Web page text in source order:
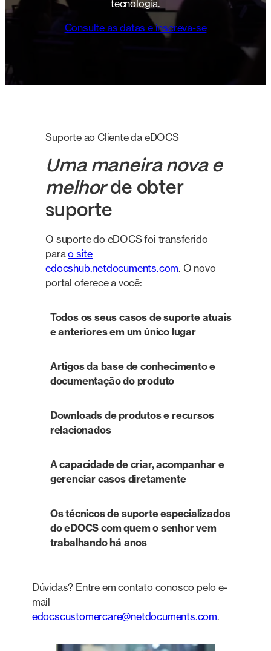
tecnologia.
Consulte as datas e inscreva-se
Suporte ao Cliente da eDOCS
Uma maneira nova e
melhorde obter
suporte
O suporte do eDOCS foi transferido
parao site
edocshub.netdocuments.com. O novo
portal oferece a você:
Todos os seus casos de suporte atuais
e anteriores em um único lugar
Artigos da base de conhecimento e
documentação do produto
Downloads de produtos e recursos
relacionados
A capacidade de criar, acompanhar e
gerenciar casos diretamente
Os técnicos de suporte especializados
do eDOCS com quem o senhor vem
trabalhando há anos
Dúvidas? Entre em contato conosco pelo e-
mail
edocscustomercare@netdocuments.com.